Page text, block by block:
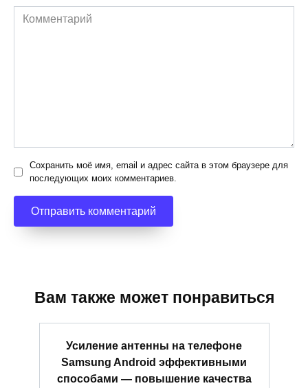
Комментарий
Сохранить моё имя, email и адрес сайта в этом браузере для
последующих моих комментариев.
Вам также может понравиться
Усиление антенны на телефоне
Samsung Android эффективными
способами — повышение качества